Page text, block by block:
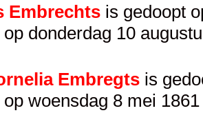
Embrechts is gedoopt
donderdag 10
Embregts is
woensdag 8 mei